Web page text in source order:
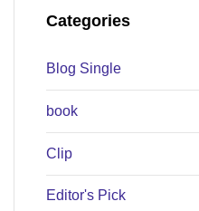
Categories
Blog Single
book
Clip
Editor's Pick